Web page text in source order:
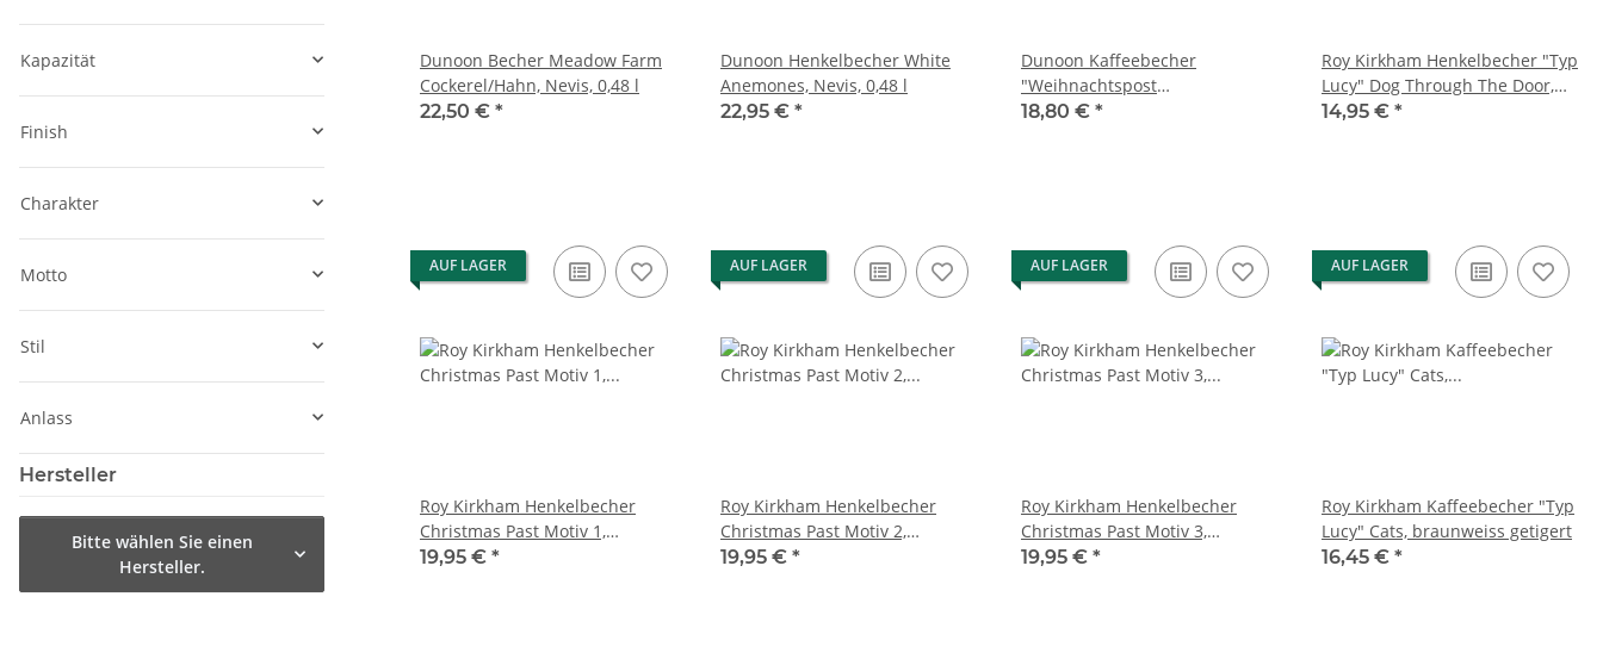
Dunoon Becher Meadow Farm
Cockerel/Hahn, Nevis, 0,48 l
22,50 € *
Dunoon Henkelbecher White
Anemones, Nevis, 0,48 l
22,95 € *
Dunoon Kaffeebecher
"Weihnachtspost
Weihnachtsmann", Bute, 0,3 l
18,80 € *
Roy Kirkham Henkelbecher "Typ
Lucy" Dog Through The Door,
Mastiff
14,95 € *
AUF LAGER
Roy Kirkham Henkelbecher
Christmas Past Motiv 1,
Lancaster 0,32l
19,95 € *
AUF LAGER
Roy Kirkham Henkelbecher
Christmas Past Motiv 2,
Lancaster 0,32l
19,95 € *
AUF LAGER
Roy Kirkham Henkelbecher
Christmas Past Motiv 3,
Lancaster 0,32l
19,95 € *
AUF LAGER
Roy Kirkham Kaffeebecher "Typ
Lucy" Cats, braunweiss getigert
16,45 € *
Kapazität
Finish
Charakter
Motto
Stil
Anlass
Hersteller
Bitte wählen Sie einen
Hersteller.